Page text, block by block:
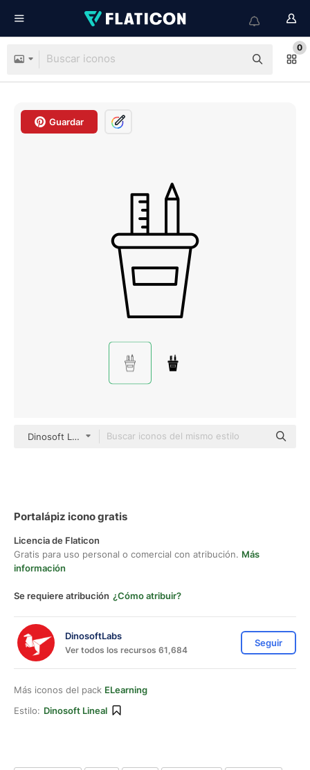
0
Guardar
Dinosoft Lineal
Portalápiz icono gratis
Licencia de Flaticon
Gratis para uso personal o comercial con atribución. Más
información
Se requiere atribución ¿Cómo atribuir?
DinosoftLabs
Ver todos los recursos 61,684
Seguir
Más iconos del pack ELearning
Estilo: Dinosoft Lineal